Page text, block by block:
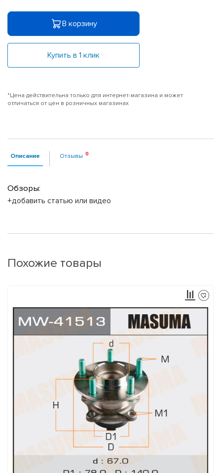
В корзину
Купить в 1 клик
*Цена действительна только для интернет-магазина и может
отличаться от цен в розничных магазинах
Описание Отзывы
Обзоры:
+добавить статью или видео
Похожие товары